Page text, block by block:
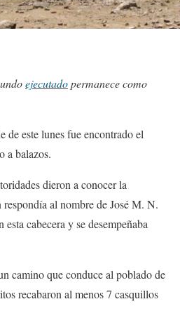
ejecutadopermanece como
de este lunes fue encontrado el
a balazos.
dieron a conocer la
al nombre de José M. N.
cabecera y se desempeñaba
camino que conduce al poblado de
recabaron al menos 7 casquillos